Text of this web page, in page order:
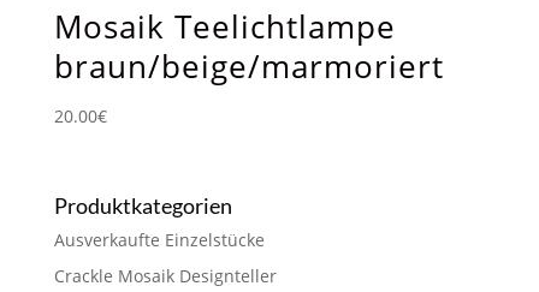
Mosaik Teelichtlampe
braun/beige/marmoriert
20.00€
Produktkategorien
Ausverkaufte Einzelstücke
Crackle Mosaik Designteller